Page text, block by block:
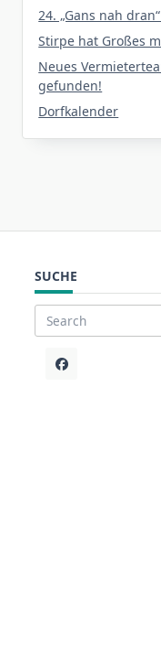
24. „Gans nah
Stirpe hat Großes
Neues
gefunden!
Dorfkalender
SUCHE
Search